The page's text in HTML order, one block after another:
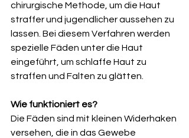
chirurgische Methode, um die Haut
straffer und jugendlicher aussehen zu
lassen. Bei diesem Verfahren werden
spezielle Fäden unter die Haut
eingeführt, um schlaffe Haut zu
straffen und Falten zu glätten.
Wie funktioniert es?
Die Fäden sind mit kleinen Widerhaken
versehen, die in das Gewebe